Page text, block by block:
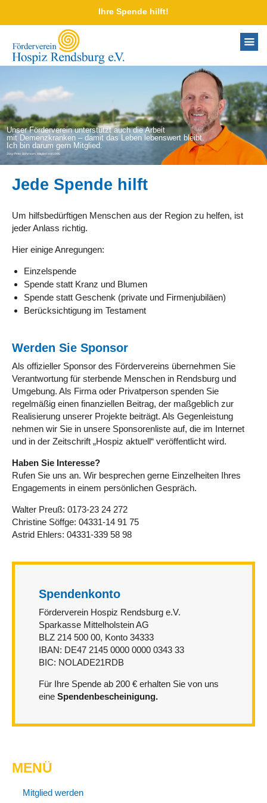
Ihre Spende hilft!
Unser Förderverein unterstützt auch die Arbeit
mit Demenzkranken – damit das Leben lebenswert bleibt.
Ich bin darum gern Mitglied.
Jörg-Peter Böhrnsen, Mitglied seit 1996
Jede Spende hilft
Um hilfsbedürftigen Menschen aus der Region zu helfen, ist
jeder Anlass richtig.
Hier einige Anregungen:
Einzelspende
Spende statt Kranz und Blumen
Spende statt Geschenk (private und Firmenjubiläen)
Berücksichtigung im Testament
Werden Sie Sponsor
Als offizieller Sponsor des Fördervereins übernehmen Sie
Verantwortung für sterbende Menschen in Rendsburg und
Umgebung. Als Firma oder Privatperson spenden Sie
regelmäßig einen finanziellen Beitrag, der maßgeblich zur
Realisierung unserer Projekte beiträgt. Als Gegenleistung
nehmen wir Sie in unsere Sponsorenliste auf, die im Internet
und in der Zeitschrift „Hospiz aktuell“ veröffentlicht wird.
Haben Sie Interesse?
Rufen Sie uns an. Wir besprechen gerne Einzelheiten Ihres
Engagements in einem persönlichen Gespräch.
Walter Preuß: 0173-23 24 272
Christine Söffge: 04331-14 91 75
Astrid Ehlers: 04331-339 58 98
Spendenkonto
Förderverein Hospiz Rendsburg e.V.
Sparkasse Mittelholstein AG
BLZ 214 500 00, Konto 34333
IBAN: DE47 2145 0000 0000 0343 33
BIC: NOLADE21RDB
Für Ihre Spende ab 200 € erhalten Sie von uns
eine Spendenbescheinigung.
MENÜ
Mitglied werden
© 2024 Förderverein Hospiz Rendsburg |Impressum